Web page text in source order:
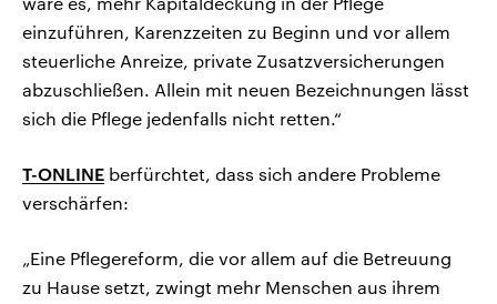
einzuführen, Karenzzeiten zu Beginn und vor allem
steuerliche Anreize, private Zusatzversicherungen
abzuschließen. Allein mit neuen Bezeichnungen lässt
sich die Pflege jedenfalls nicht retten.“
T-ONLINE berfürchtet, dass sich andere Probleme
verschärfen:
„Eine Pflegereform, die vor allem auf die Betreuung
zu Hause setzt, zwingt mehr Menschen aus ihrem